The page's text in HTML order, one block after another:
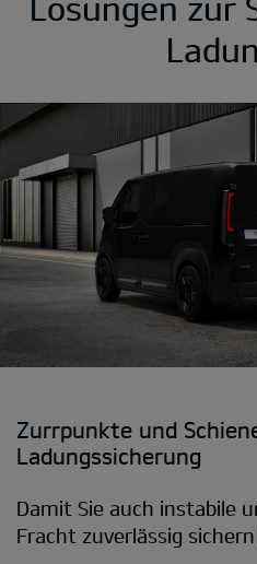
Zurrpunkte und
Ladungssicherung
Damit Sie auch instabile
Fracht zuverlässig